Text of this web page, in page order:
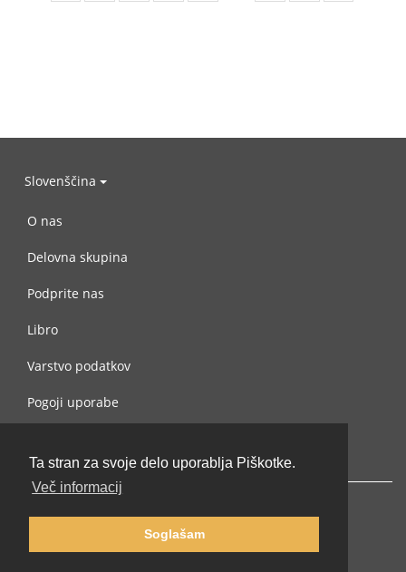
Ta stran za svoje delo uporablja Piškotke.
Več informacij
Soglašam
Slovenščina
O nas
Delovna skupina
Podprite nas
Libro
Varstvo podatkov
Pogoji uporabe
© 2002-2026 lernu.net |Impressum